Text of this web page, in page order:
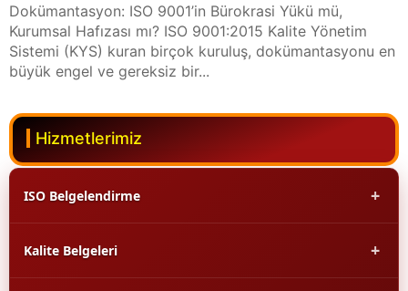
Dokümantasyon: ISO 9001’in Bürokrasi Yükü mü,
Kurumsal Hafızası mı? ISO 9001:2015 Kalite Yönetim
Sistemi (KYS) kuran birçok kuruluş, dokümantasyonu en
büyük engel ve gereksiz bir...
Hizmetlerimiz
ISO Belgelendirme +
ISO 9001 Kalite Yönetim Sistemi
Kalite Belgeleri +